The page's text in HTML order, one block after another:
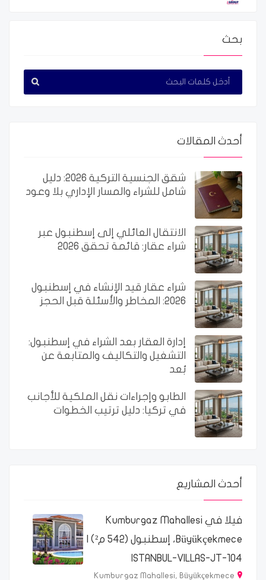
بحث
أحدث المقالات
شقق الجنسية التركية 2026: دليل
شامل للشراء والمسار الإداري بلا وعود
الانتقال العائلي إلى إسطنبول عبر
شراء عقار: قائمة تحقق 2026
شراء عقار قيد الإنشاء في إسطنبول
2026: المخاطر والأسئلة قبل الحجز
إدارة العقار بعد الشراء في إسطنبول:
التشغيل والتكاليف والمتابعة عن
بُعد
الطابو وإجراءات نقل الملكية للأجانب
في تركيا: دليل ترتيب الخطوات
أحدث المشاريع
فيلا في Kumburgaz Mahallesi
Büyükçekmece، إسطنبول (542 م²) |
ISTANBUL-VILLAS-JT-104
Kumburgaz Mahallesi, Büyükçekmece